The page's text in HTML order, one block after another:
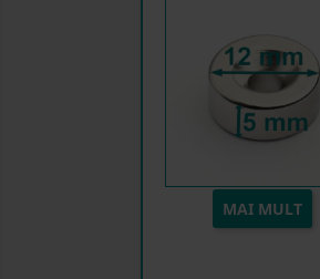
MAI MULT